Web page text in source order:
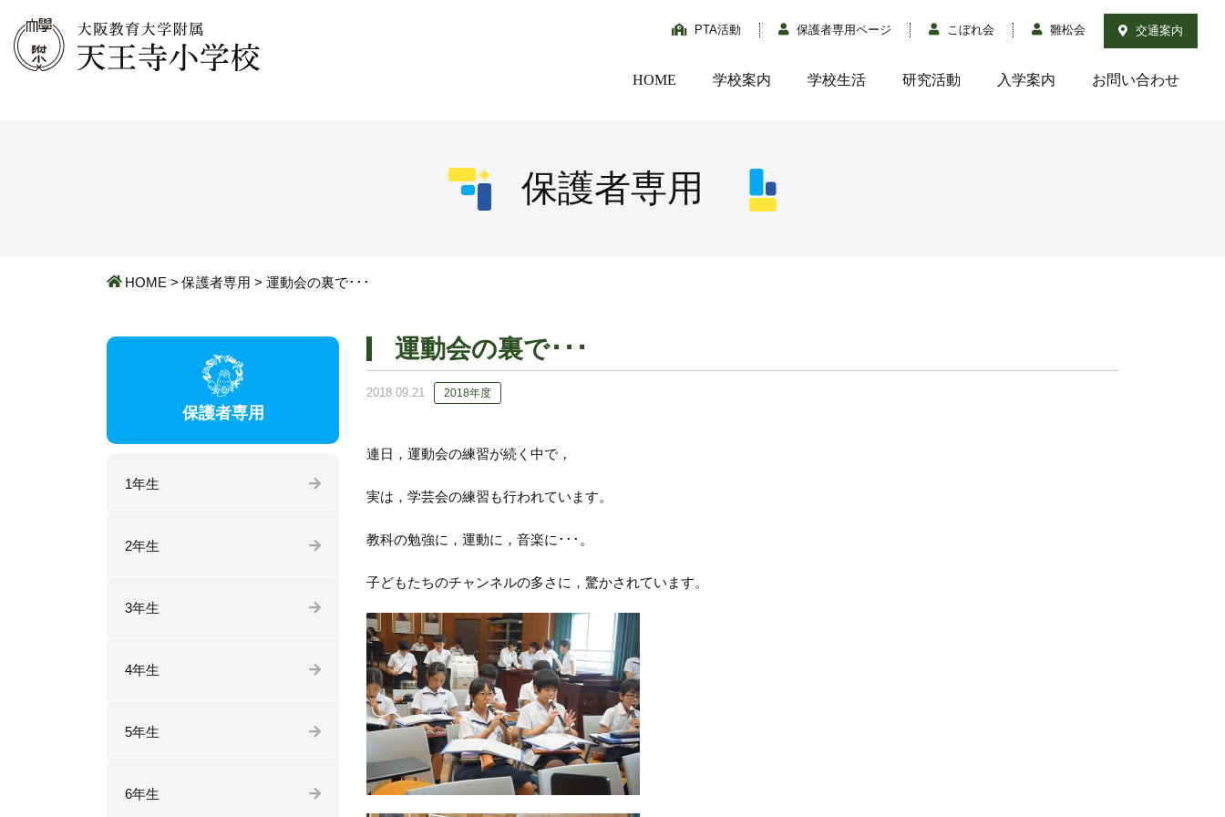
PTA活動 保護者専用ページ こぼれ会 雛松会 交通案内
HOME 学校案内 学校生活 研究活動 入学案内 お問い合わせ
保護者専用
HOME > 保護者専用 > 運動会の裏で･･･
運動会の裏で･･･
2018.09.21 2018年度
連日，運動会の練習が続く中で，
実は，学芸会の練習も行われています。
教科の勉強に，運動に，音楽に･･･。
子どもたちのチャンネルの多さに，驚かされています。
保護者専用
1年生
2年生
3年生
4年生
5年生
6年生